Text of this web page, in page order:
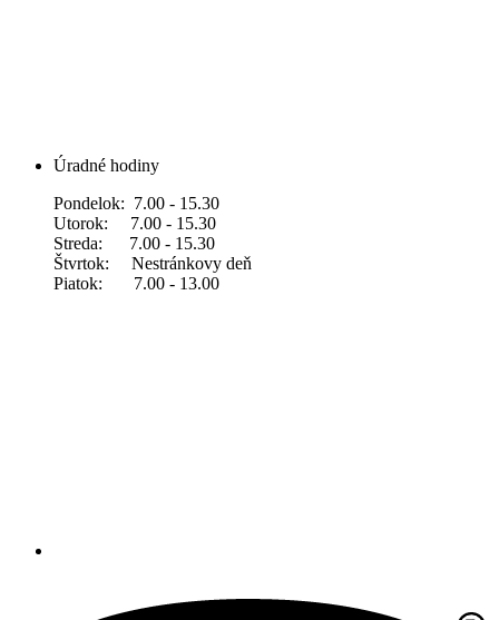
Úradné hodiny
Pondelok: 7.00 - 15.30
Utorok: 7.00 - 15.30
Streda: 7.00 - 15.30
Štvrtok: Nestránkovy deň
Piatok: 7.00 - 13.00